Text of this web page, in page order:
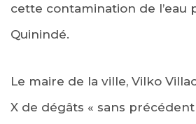
cette contamination de l’eau
Quinindé.
Le maire de la ville, Vilko
X de dégâts « sans précédent